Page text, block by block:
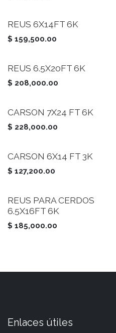
REUS 6X14FT 6K
$ 159,500.00
REUS 6.5X20FT 6K
$ 208,000.00
CARSON 7X24 FT 6K
$ 228,000.00
CARSON 6X14 FT 3K
$ 127,200.00
REUS PARA CERDOS
6.5X16FT 6K
$ 185,000.00
Enlaces útiles